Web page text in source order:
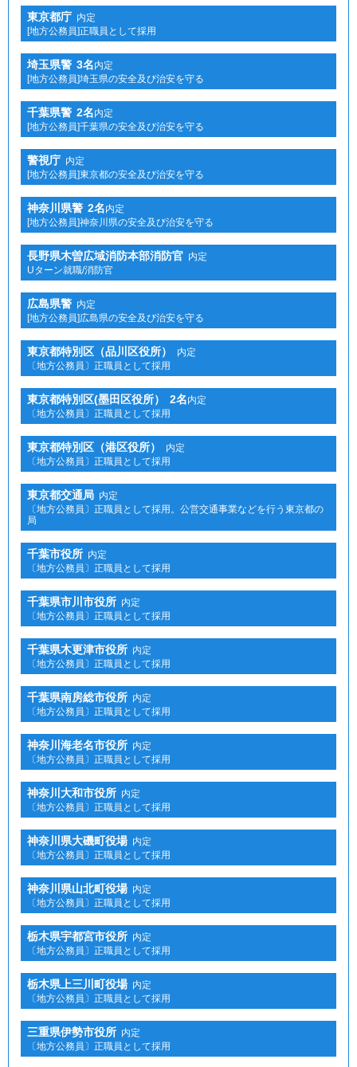
東京都庁 内定
[地方公務員]正職員として採用
埼玉県警 3名内定
[地方公務員]埼玉県の安全及び治安を守る
千葉県警 2名内定
[地方公務員]千葉県の安全及び治安を守る
警視庁 内定
[地方公務員]東京都の安全及び治安を守る
神奈川県警 2名内定
[地方公務員]神奈川県の安全及び治安を守る
長野県木曽広域消防本部消防官 内定
Uターン就職/消防官
広島県警 内定
[地方公務員]広島県の安全及び治安を守る
東京都特別区（品川区役所）
内定
〔地方公務員〕正職員として採用
東京都特別区(墨田区役所） 2名内定
〔地方公務員〕正職員として採用
東京都特別区（港区役所）
内定
〔地方公務員〕正職員として採用
東京都交通局 内定
〔地方公務員〕正職員として採用。公営交通事業などを行う東京都の
局
千葉市役所 内定
〔地方公務員〕正職員として採用
千葉県市川市役所 内定
〔地方公務員〕正職員として採用
千葉県木更津市役所 内定
〔地方公務員〕正職員として採用
千葉県南房総市役所 内定
〔地方公務員〕正職員として採用
神奈川海老名市役所 内定
〔地方公務員〕正職員として採用
神奈川大和市役所 内定
〔地方公務員〕正職員として採用
神奈川県大磯町役場 内定
〔地方公務員〕正職員として採用
神奈川県山北町役場 内定
〔地方公務員〕正職員として採用
栃木県宇都宮市役所 内定
〔地方公務員〕正職員として採用
栃木県上三川町役場 内定
〔地方公務員〕正職員として採用
三重県伊勢市役所 内定
〔地方公務員〕正職員として採用